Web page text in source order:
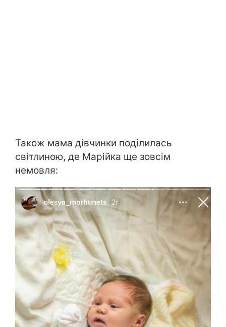
Також мама дівчинки поділилась
світлиною, де Марійка ще зовсім
немовля: